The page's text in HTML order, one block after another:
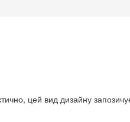
цей вид дизайну